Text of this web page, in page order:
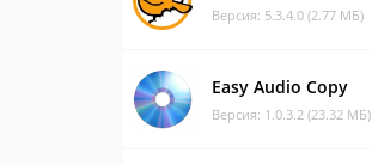
Версия: 5.3.4.0 (2.77 МБ)
Easy Audio Copy
Версия: 1.0.3.2 (23.32 МБ)